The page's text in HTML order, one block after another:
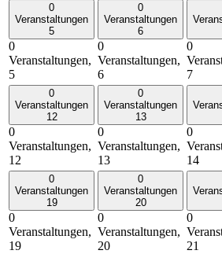
0
Veranstaltungen
5
0
Veranstaltungen,
5
0
Veranstaltungen
6
0
Veranstaltungen,
6
0
7
0
Veranstaltungen
12
0
Veranstaltungen,
12
0
Veranstaltungen
13
0
Veranstaltungen,
13
0
14
0
Veranstaltungen
19
0
Veranstaltungen,
19
0
Veranstaltungen
20
0
Veranstaltungen,
20
0
21